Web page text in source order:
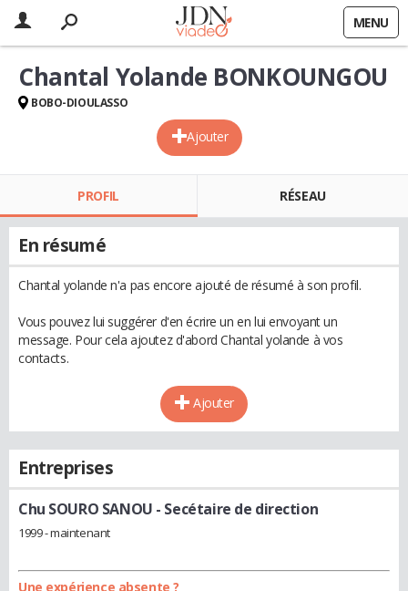
MENU
Ajouter
Chantal Yolande BONKOUNGOU
BOBO-DIOULASSO
PROFIL RÉSEAU
En résumé
Chantal yolande n'a pas encore ajouté de résumé à son profil.
Vous pouvez lui suggérer d'en écrire un en lui envoyant un
message. Pour cela ajoutez d'abord Chantal yolande à vos
contacts.
Ajouter
Entreprises
Chu SOURO SANOU - Secétaire de direction
1999 - maintenant
Une expérience absente ?